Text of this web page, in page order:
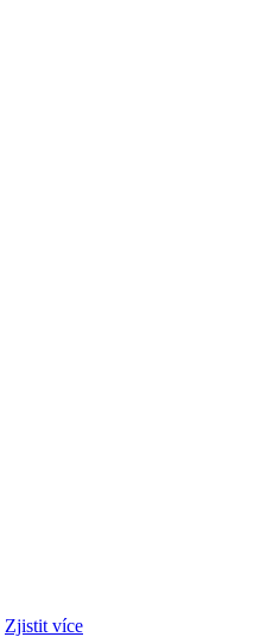
Zjistit více